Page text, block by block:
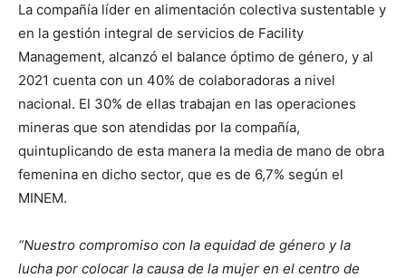
La compañía líder en alimentación colectiva sustentable y
en la gestión integral de servicios de Facility
Management, alcanzó el balance óptimo de género, y al
2021 cuenta con un 40% de colaboradoras a nivel
nacional. El 30% de ellas trabajan en las operaciones
mineras que son atendidas por la compañía,
quintuplicando de esta manera la media de mano de obra
femenina en dicho sector, que es de 6,7% según el
MINEM.
“Nuestro compromiso con la equidad de género y la
lucha por colocar la causa de la mujer en el centro de